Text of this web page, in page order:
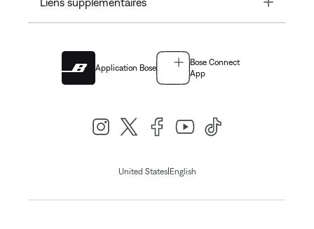
Application Bose
Bose Connect
App
United States| English